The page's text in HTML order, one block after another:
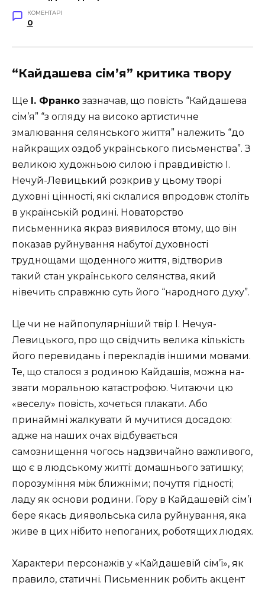
КОМЕНТАРІ
0
“Кайдашева сiм’я” критика твору
Ще І. Франко зазначав, що повість “Кайдашева
сім’я” “з огляду на високо артистичне
змалювання селянського життя” належить “до
найкращих оздоб українського письменства”. З
великою художньою силою і правдивістю І.
Нечуй-Левицький розкрив у цьому творі
духовні цінності, які склалися впродовж століть
в українській родині. Новаторство
письменника якраз виявилося втому, що він
показав руйнування набутої духовності
труднощами щоденного життя, відтворив
такий стан українського селянства, який
нівечить справжню суть його “народного духу”.
Це чи не найпопулярніший твір І. Нечуя-
Левицького, про що свідчить велика кількість
його перевидань і пере­кладів іншими мовами.
Те, що сталося з родиною Кайдашів, можна на­
звати моральною катастрофою. Читаючи цю
«веселу» повість, хочеться плакати. Або
принаймні жалкувати й мучитися досадою:
адже на наших очах відбувається
самознищення чогось надзвичайно важливого,
що є в людському житті: домашнього затишку;
порозуміння між ближніми; почуття гідності;
ладу як основи родини. Гору в Кайдашевій сім’ї
бере якась диявольська сила руйнування, яка
живе в цих нібито непоганих, роботящих людях.
Характери персонажів у «Кайдашевій сім’ї», як
правило, статичні. Письменник робить акцент